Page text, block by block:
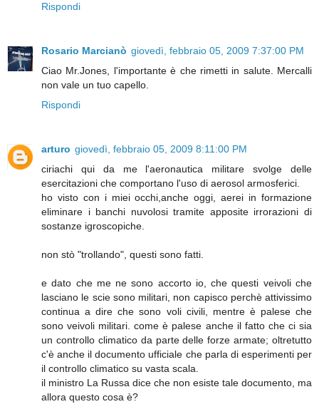
Rispondi
Rosario Marcianò giovedì, febbraio 05, 2009 7:37:00 PM
Ciao Mr.Jones, l'importante è che rimetti in salute. Mercalli
non vale un tuo capello.
Rispondi
arturo giovedì, febbraio 05, 2009 8:11:00 PM
ciriachi qui da me l'aeronautica militare svolge delle
esercitazioni che comportano l'uso di aerosol armosferici.
ho visto con i miei occhi,anche oggi, aerei in formazione
eliminare i banchi nuvolosi tramite apposite irrorazioni di
sostanze igroscopiche.
non stò "trollando", questi sono fatti.
e dato che me ne sono accorto io, che questi veivoli che
lasciano le scie sono militari, non capisco perchè attivissimo
continua a dire che sono voli civili, mentre è palese che
sono veivoli militari. come è palese anche il fatto che ci sia
un controllo climatico da parte delle forze armate; oltretutto
c'è anche il documento ufficiale che parla di esperimenti per
il controllo climatico su vasta scala.
il ministro La Russa dice che non esiste tale documento, ma
allora questo cosa è?